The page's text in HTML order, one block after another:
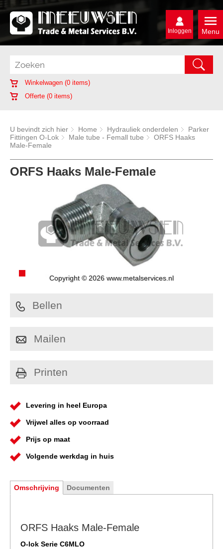
Menu
Inloggen
Winkelwagen (0 items)
Offerte (0 items)
U bevindt zich hier Home Hydrauliek onderdelen
Parker
Fittingen O-Lok
Male tube - Femall tube
ORFS Haaks
Male-Female
ORFS Haaks Male-Female
Copyright © 2026 www.metalservices.nl
Bellen
Mailen
Printen
Levering in heel Europa
Vrijwel alles op voorraad
Prijs op maat
Volgende werkdag in huis
Omschrijving Documenten
ORFS Haaks Male-Female
O-lok Serie C6MLO